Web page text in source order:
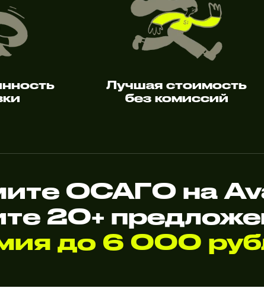
Лучшая стоимость
без комиссий
ОСАГО на
20+
до 6 000